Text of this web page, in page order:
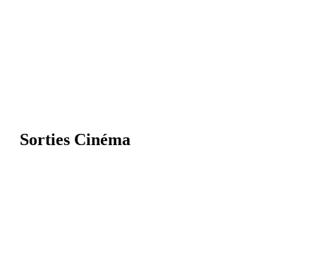
Sorties Cinéma